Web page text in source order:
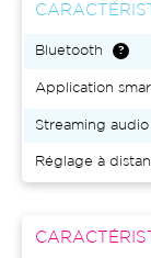
Bluetooth
Application
Streaming
Réglage à